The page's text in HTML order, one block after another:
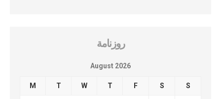
روزنامة
August 2026
M T W T F S S